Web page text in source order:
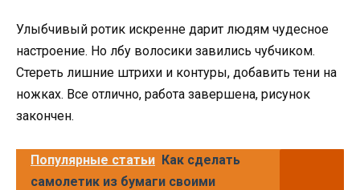
Улыбчивый ротик искренне дарит людям чудесное
настроение. Но лбу волосики завились чубчиком.
Стереть лишние штрихи и контуры, добавить тени на
ножках. Все отлично, работа завершена, рисунок
закончен.
Популярные статьи Как сделать
самолетик из бумаги своими